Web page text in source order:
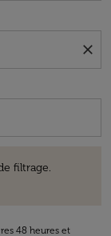
close
filtrage.
48 heures et